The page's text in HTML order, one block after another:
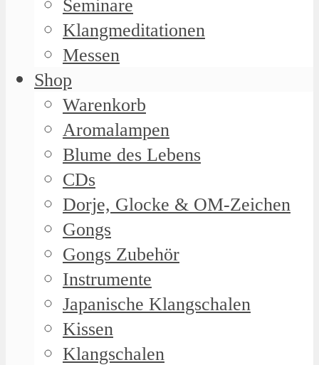
Seminare
Klangmeditationen
Messen
Shop
Warenkorb
Aromalampen
Blume des Lebens
CDs
Dorje, Glocke & OM-Zeichen
Gongs
Gongs Zubehör
Instrumente
Japanische Klangschalen
Kissen
Klangschalen